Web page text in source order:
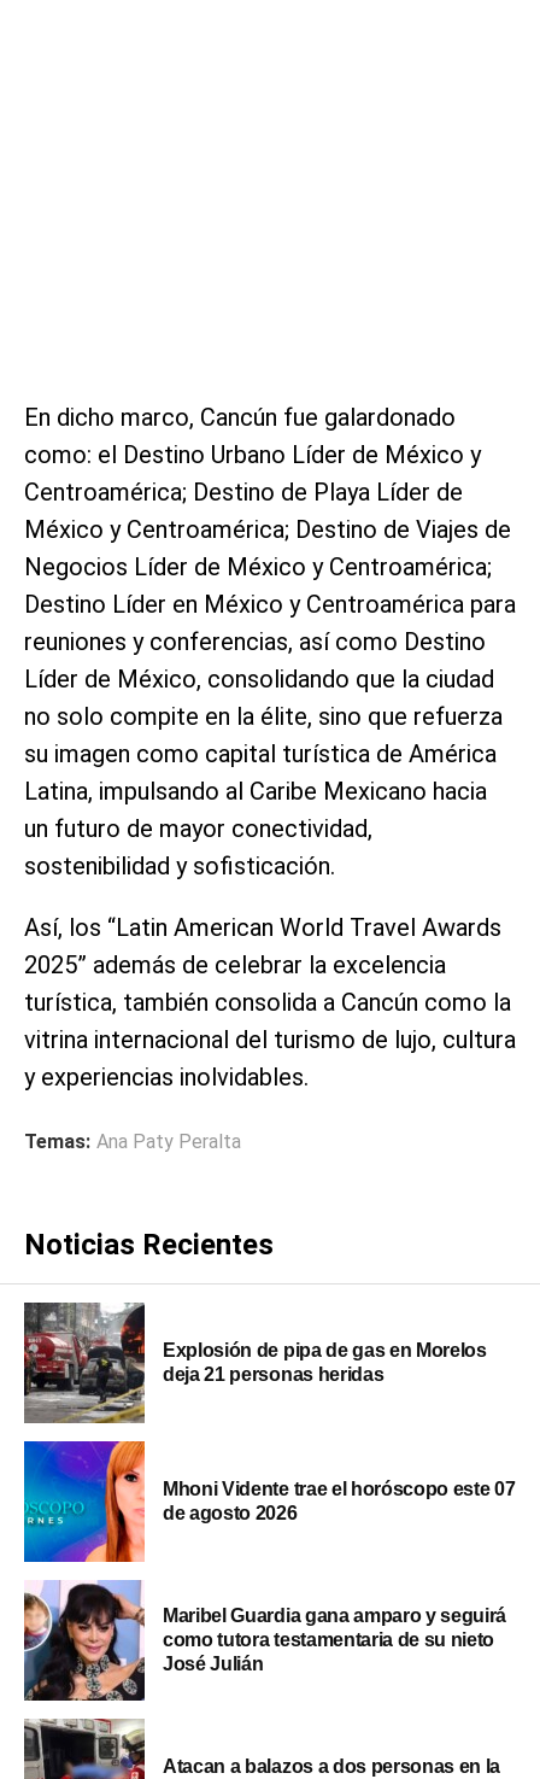
En dicho marco, Cancún fue galardonado
como: el Destino Urbano Líder de México y
Centroamérica; Destino de Playa Líder de
México y Centroamérica; Destino de Viajes de
Negocios Líder de México y Centroamérica;
Destino Líder en México y Centroamérica para
reuniones y conferencias, así como Destino
Líder de México, consolidando que la ciudad
no solo compite en la élite, sino que refuerza
su imagen como capital turística de América
Latina, impulsando al Caribe Mexicano hacia
un futuro de mayor conectividad,
sostenibilidad y sofisticación.
Así, los “Latin American World Travel Awards
2025” además de celebrar la excelencia
turística, también consolida a Cancún como la
vitrina internacional del turismo de lujo, cultura
y experiencias inolvidables.
Temas: Ana Paty Peralta
Noticias Recientes
Explosión de pipa de gas en Morelos
deja 21 personas heridas
Mhoni Vidente trae el horóscopo este 07
de agosto 2026
Maribel Guardia gana amparo y seguirá
como tutora testamentaria de su nieto
José Julián
Atacan a balazos a dos personas en la